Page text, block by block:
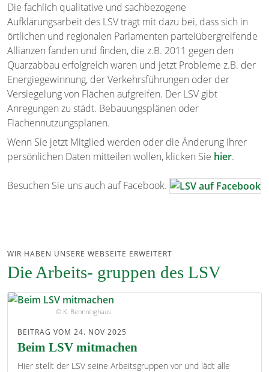
Die fachlich qualitative und sachbezogene
Aufklärungsarbeit des LSV trägt mit dazu bei, dass sich in
örtlichen und regionalen Parlamenten parteiübergreifende
Allianzen fanden und finden, die z.B. 2011 gegen den
Quarzabbau erfolgreich waren und jetzt Probleme z.B. der
Energiegewinnung, der Verkehrsführungen oder der
Versiegelung von Flächen aufgreifen. Der LSV gibt
Anregungen zu städt. Bebauungsplänen oder
Flächennutzungsplänen.
Wenn Sie jetzt Mitglied werden oder die Änderung Ihrer
persönlichen Daten mitteilen wollen, klicken Sie hier.
Besuchen Sie uns auch auf Facebook.
WIR HABEN UNSERE WEBSEITE ERWEITERT
Die Arbeits- gruppen des LSV
© K. Bennninghaus
BEITRAG VOM 24. NOV 2025
Beim LSV mitmachen
Hier stellt der LSV seine Arbeitsgruppen vor und lädt alle